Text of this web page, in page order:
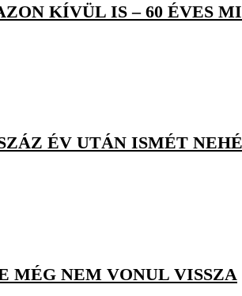
KÍVÜL IS – 60 ÉVES
ÉV UTÁN ISMÉT
MÉG NEM VONUL VISSZA